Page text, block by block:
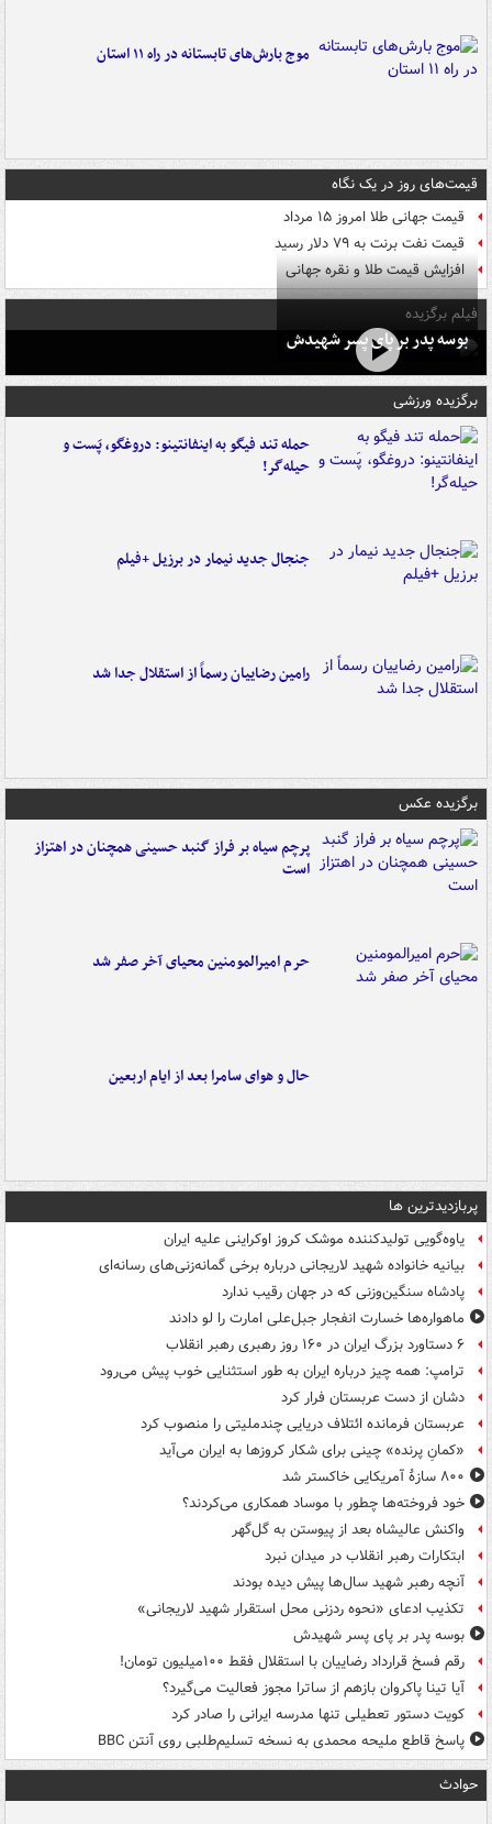
موج بارش‌های تابستانه در راه ۱۱ استان
قیمت‌های روز در یک نگاه
قیمت جهانی طلا امروز ۱۵ مرداد
قیمت نفت برنت به ۷۹ دلار رسید
افزایش قیمت طلا و نقره جهانی
فیلم برگزیده
بوسه‌ پدر بر پای پسر شهیدش
برگزیده ورزشی
حمله تند فیگو به اینفانتینو: دروغگو، پَست‌ و
حیله‌گر!
جنجال جدید نیمار در برزیل +فیلم
رامین رضاییان رسماً از استقلال جدا شد
برگزیده عکس
پرچم سیاه بر فراز گنبد حسینی همچنان در اهتزاز
است
حرم امیرالمومنین محیای آخر صفر شد
حال و هوای سامرا بعد از ایام اربعین
پربازدیدترین ها
یاوه‌گویی تولیدکننده موشک کروز اوکراینی علیه ایران
بیانیه خانواده شهید لاریجانی درباره برخی گمانه‌زنی‌های رسانه‌ای
پادشاه سنگین‌وزنی که در جهان رقیب ندارد
ماهواره‌ها خسارت انفجار جبل‌علی امارت را لو دادند
۶ دستاورد بزرگ ایران در ۱۶۰ روز رهبری رهبر انقلاب
ترامپ: همه چیز درباره ایران به طور استثنایی خوب پیش می‌رود
دشان از دست عربستان فرار کرد
عربستان فرمانده ائتلاف دریایی چندملیتی را منصوب کرد
«کمانِ پرنده» چینی برای شکار کروزها به ایران می‌آید
۸۰۰ سازۀ آمریکایی خاکستر شد
خود فروخته‌ها چطور با موساد همکاری می‌کردند؟
واکنش عالیشاه بعد از پیوستن به گل‌گهر
ابتکارات رهبر انقلاب در میدان نبرد
آنچه رهبر شهید سال‌ها پیش دیده بودند
تکذیب ادعای «نحوه ردزنی محل استقرار شهید لاریجانی»
بوسه‌ پدر بر پای پسر شهیدش
رقم فسخ قرارداد رضاییان با استقلال فقط ۱۰۰میلیون تومان!
آیا تینا پاکروان بازهم از ساترا مجوز فعالیت می‌گیرد؟
کویت دستور تعطیلی تنها مدرسه ایرانی را صادر کرد
پاسخ قاطع ملیحه محمدی به نسخه تسلیم‌طلبی روی آنتن BBC
حوادث